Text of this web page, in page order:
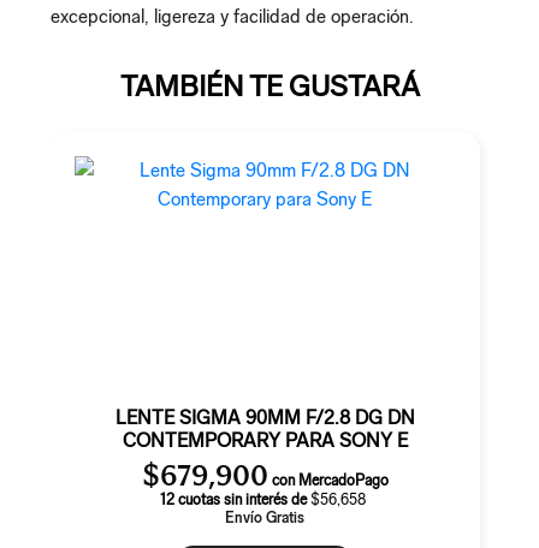
excepcional, ligereza y facilidad de operación.
TAMBIÉN TE GUSTARÁ
LENTE SIGMA 90MM F/2.8 DG DN
CONTEMPORARY PARA SONY E
$679,900 con MercadoPago
12 cuotas sin interés de$56,658
Envío Gratis